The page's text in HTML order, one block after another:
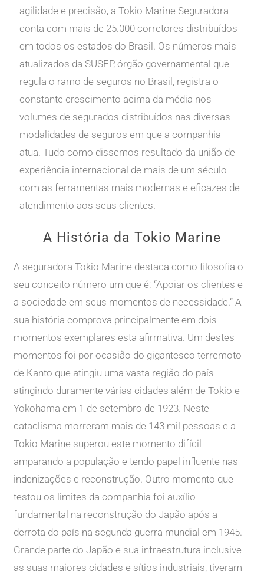
agilidade e precisão, a Tokio Marine Seguradora
conta com mais de 25.000 corretores distribuídos
em todos os estados do Brasil. Os números mais
atualizados da SUSEP, órgão governamental que
regula o ramo de seguros no Brasil, registra o
constante crescimento acima da média nos
volumes de segurados distribuídos nas diversas
modalidades de seguros em que a companhia
atua. Tudo como dissemos resultado da união de
experiência internacional de mais de um século
com as ferramentas mais modernas e eficazes de
atendimento aos seus clientes.
A História da Tokio Marine
A seguradora Tokio Marine destaca como filosofia o
seu conceito número um que é: “Apoiar os clientes e
a sociedade em seus momentos de necessidade.” A
sua história comprova principalmente em dois
momentos exemplares esta afirmativa. Um destes
momentos foi por ocasião do gigantesco terremoto
de Kanto que atingiu uma vasta região do país
atingindo duramente várias cidades além de Tokio e
Yokohama em 1 de setembro de 1923. Neste
cataclisma morreram mais de 143 mil pessoas e a
Tokio Marine superou este momento difícil
amparando a população e tendo papel influente nas
indenizações e reconstrução. Outro momento que
testou os limites da companhia foi auxílio
fundamental na reconstrução do Japão após a
derrota do país na segunda guerra mundial em 1945.
Grande parte do Japão e sua infraestrutura inclusive
as suas maiores cidades e sítios industriais, tiveram